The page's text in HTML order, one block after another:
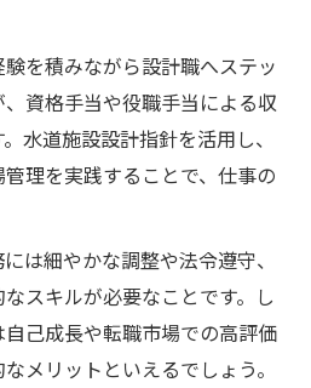
を積みながら設計職へステッ
資格手当や役職手当による収
水道施設設計指針を活用し、
理を実践することで、仕事の
は細やかな調整や法令遵守、
スキルが必要なことです。し
己成長や転職市場での高評価
メリットといえるでしょう。